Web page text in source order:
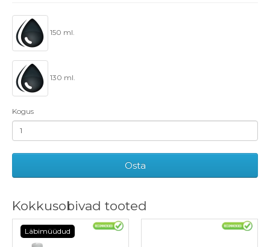
150 ml.
130 ml.
Kogus
Osta
Kokkusobivad tooted
Läbimüüdud